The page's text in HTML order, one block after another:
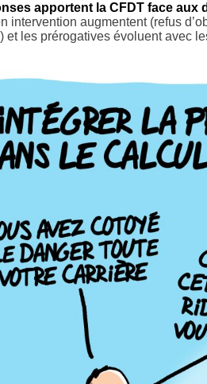
apportent la CFDT face
intervention augmentent (refus
et les prérogatives évoluent avec